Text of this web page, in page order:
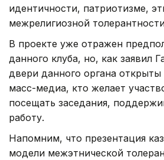
идентичности, патриотизме,
межрелигиозной
В проекте уже отражен
данного клуба, но, как заявил
двери данного органа открыты
масс-медиа, кто желает
посещать заседания,
работу.
Напомним, что презентация
модели межэтнической